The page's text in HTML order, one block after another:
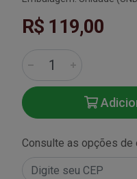
R$ 119,00
Consulte as opções de